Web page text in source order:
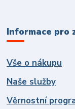
Informace pro
Vše o nákupu
Naše služby
Věrnostní